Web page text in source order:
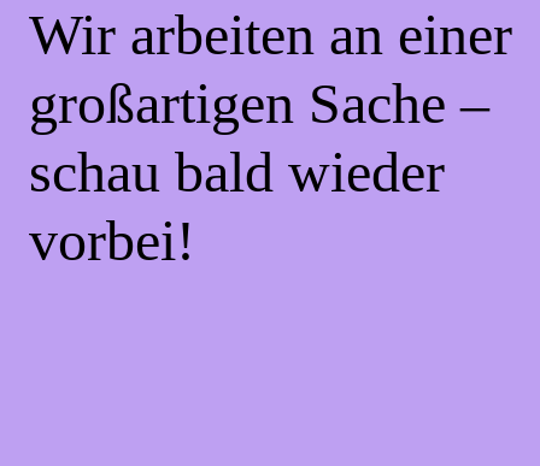
Wir arbeiten an einer
großartigen Sache –
schau bald wieder
vorbei!